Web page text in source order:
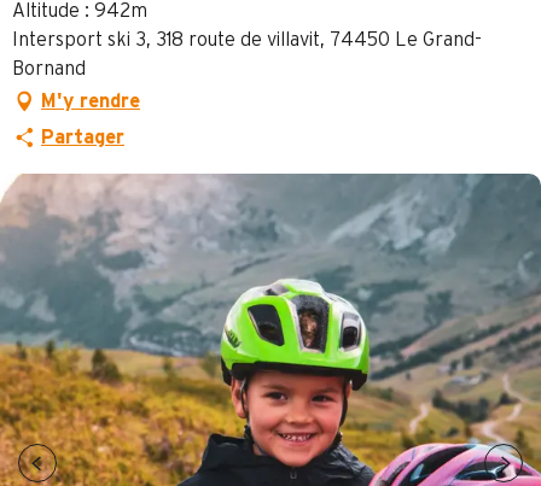
Altitude : 942m
Intersport ski 3, 318 route de villavit, 74450 Le Grand-
Bornand
M'y rendre
Partager